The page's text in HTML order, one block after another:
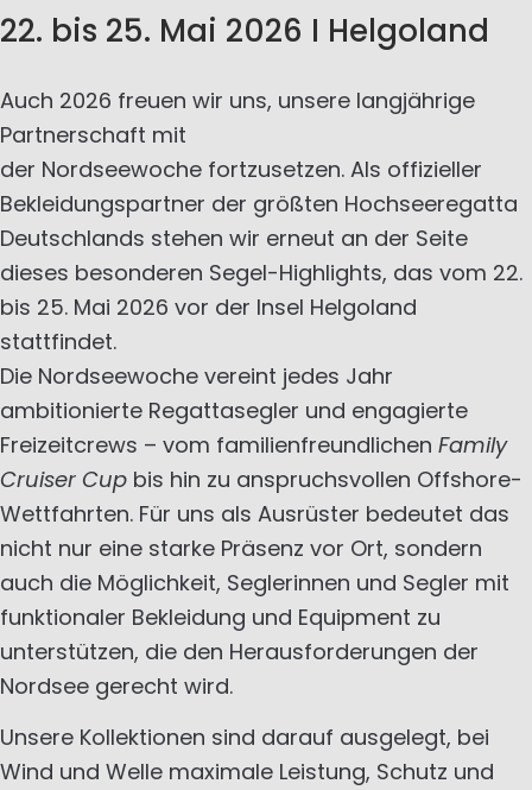
22. bis 25. Mai 2026 I Helgoland
Auch 2026 freuen wir uns, unsere langjährige
Partnerschaft mit
der Nordseewoche fortzusetzen. Als offizieller
Bekleidungspartner der größten Hochseeregatta
Deutschlands stehen wir erneut an der Seite
dieses besonderen Segel-Highlights, das vom 22.
bis 25. Mai 2026 vor der Insel Helgoland
stattfindet.
Die Nordseewoche vereint jedes Jahr
ambitionierte Regattasegler und engagierte
Freizeitcrews – vom familienfreundlichen Family
Cruiser Cup bis hin zu anspruchsvollen Offshore-
Wettfahrten. Für uns als Ausrüster bedeutet das
nicht nur eine starke Präsenz vor Ort, sondern
auch die Möglichkeit, Seglerinnen und Segler mit
funktionaler Bekleidung und Equipment zu
unterstützen, die den Herausforderungen der
Nordsee gerecht wird.
Unsere Kollektionen sind darauf ausgelegt, bei
Wind und Welle maximale Leistung, Schutz und